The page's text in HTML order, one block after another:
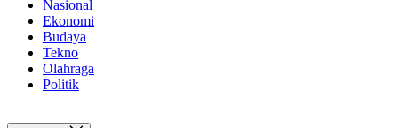
Nasional
Ekonomi
Budaya
Tekno
Olahraga
Politik